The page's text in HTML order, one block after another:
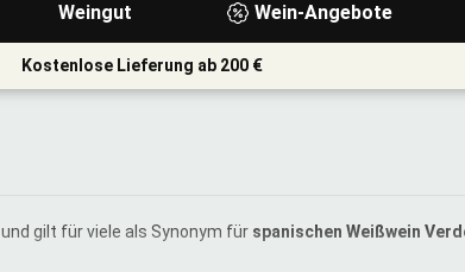
Weingut Wein-Angebote
Kostenlose Lieferung ab 200 €
und gilt für viele als Synonym für spanischen Weißwein